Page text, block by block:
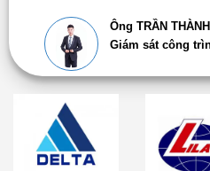
Ông TRẦN
Giám sát công